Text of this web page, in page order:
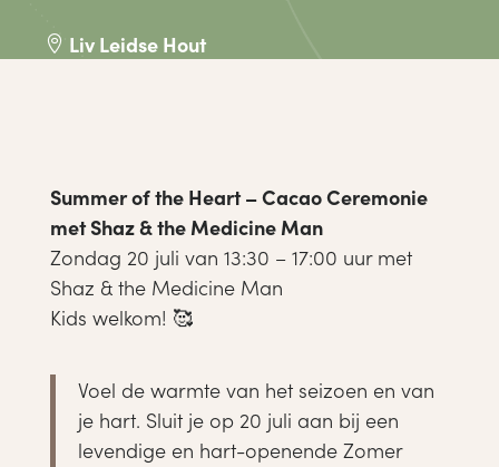
 Liv Leidse Hout
Summer of the Heart – Cacao Ceremonie
met Shaz & the Medicine Man
Zondag 20 juli van 13:30 – 17:00 uur met
Shaz & the Medicine Man
Kids welkom! 🥰
Voel de warmte van het seizoen en van
je hart. Sluit je op 20 juli aan bij een
levendige en hart-openende Zomer